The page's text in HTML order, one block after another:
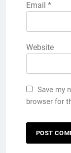
Email *
Website
Save my
browser for